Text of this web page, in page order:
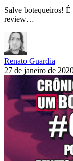
Salve botequeiros!
review…
Renato Guardia
27 de janeiro de